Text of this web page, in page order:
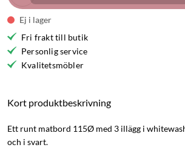
Ej i lager
Fri frakt till butik
Personlig service
Kvalitetsmöbler
Kort produktbeskrivning
Ett runt matbord 115Ø med 3 illägg i
och i svart.